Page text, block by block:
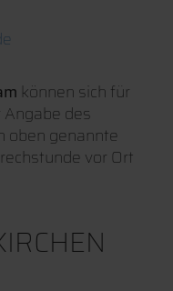
können sich für
des
oben genannte
vor Ort